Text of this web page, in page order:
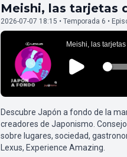
Meishi, las tarjetas
2026-07-07 18:15 • Temporada 6 •
Descubre Japón a fondo de la
creadores de Japonismo.
sobre lugares, sociedad,
Lexus, Experience Amazing.